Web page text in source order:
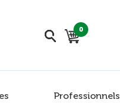
Professionnels
0